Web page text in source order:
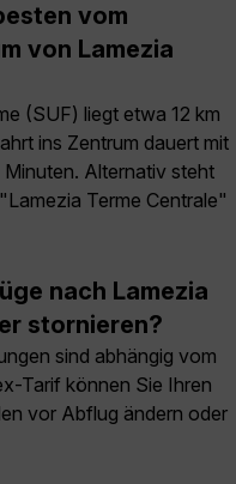
vom
von Lamezia
(SUF) liegt etwa 12 km
ins Zentrum dauert mit
Alternativ steht
Terme Centrale"
nach Lamezia
stornieren?
sind abhängig vom
Tarif können Sie Ihren
vor Abflug ändern oder